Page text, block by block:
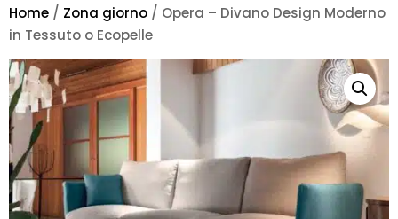
Home / Zona giorno / Opera – Divano Design Moderno
in Tessuto o Ecopelle